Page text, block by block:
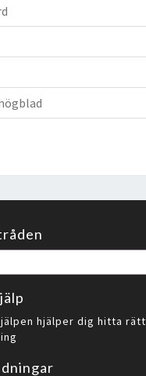
hjälper dig hitta rätt